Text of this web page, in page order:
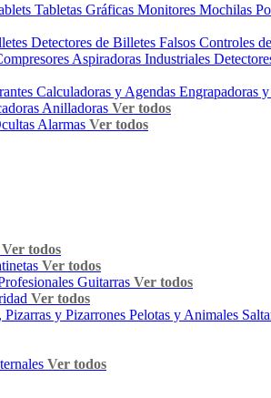
Tabletas Gráficas Monitores Mochilas
Detectores de Billetes Falsos Controles
Aspiradoras Industriales
Calculadoras y Agendas Engrapadoras
Anilladoras Ver todos
Alarmas Ver todos
Ver todos
Ver todos
Guitarras Ver todos
Ver todos
Pizarras y Pizarrones Pelotas y Animales
Ver todos